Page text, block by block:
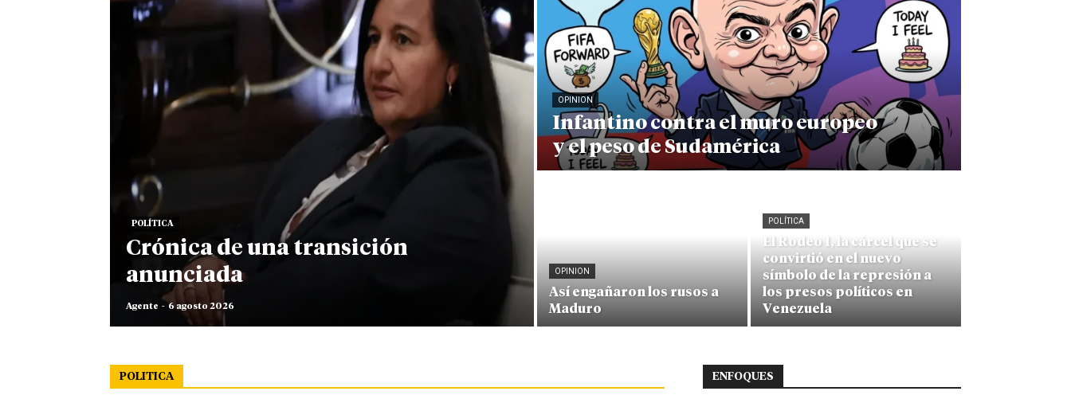
POLÍTICA
Crónica de una transición
anunciada
Agente - 6 agosto 2026
OPINION
Infantino contra el muro europeo
y el peso de Sudamérica
OPINION
Así engañaron los rusos a
Maduro
POLÍTICA
El Rodeo I, la cárcel que se
convirtió en el nuevo
símbolo de la represión a
los presos políticos en
Venezuela
POLITICA ENFOQUES